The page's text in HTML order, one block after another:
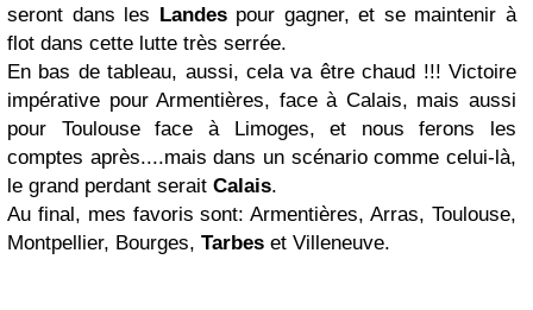
seront dans les
Landespour gagner, et se maintenir à
flot dans cette lutte très serrée.
En bas de tableau, aussi, cela va être chaud !!! Victoire
impérative pour Armentières, face à Calais, mais aussi
pour Toulouse face à Limoges, et nous ferons les
comptes après....mais dans un scénario comme celui-là,
le grand perdant serait Calais.
Au final, mes favoris sont: Armentières, Arras, Toulouse,
Montpellier, Bourges, Tarbes et Villeneuve.